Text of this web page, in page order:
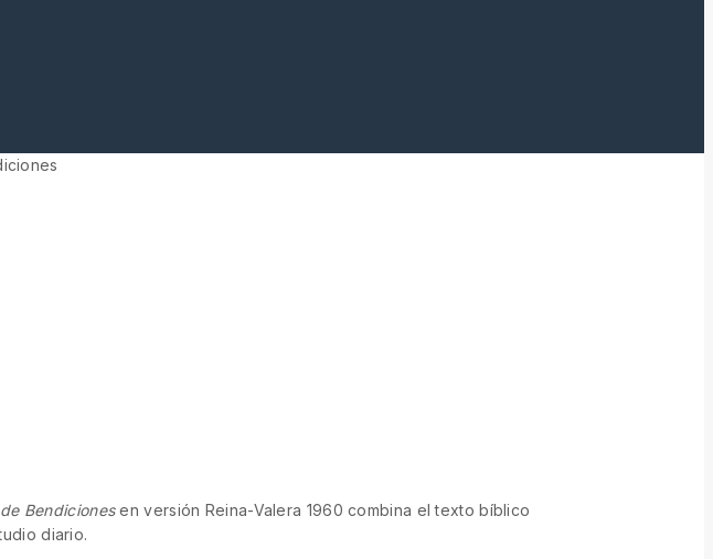
Bendicionesen versión Reina-Valera 1960 combina el texto bíblico
diario.